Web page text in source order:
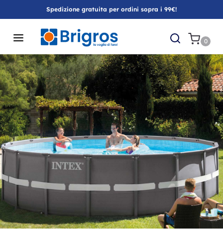
Spedizione gratuita per ordini sopra i 99€!
0